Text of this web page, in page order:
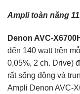
Ampli toàn năng
Denon AVC-
đến 140 watt trên
0,05%, 2 ch. Drive)
rất sống động và
Ampli Denon AVC-